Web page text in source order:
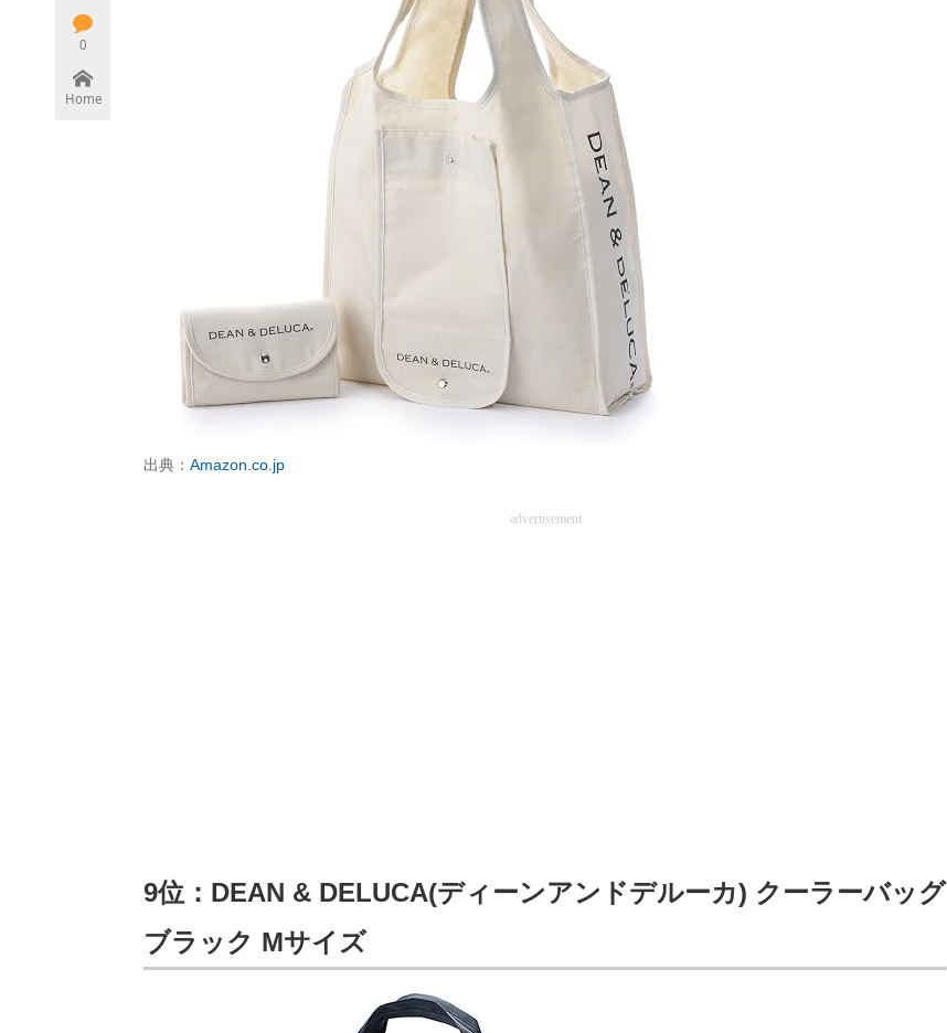
0
Home
出典： Amazon.co.jp
advertisement
9位：DEAN & DELUCA(ディーンアンドデルーカ) クーラーバッグ
ブラック Mサイズ